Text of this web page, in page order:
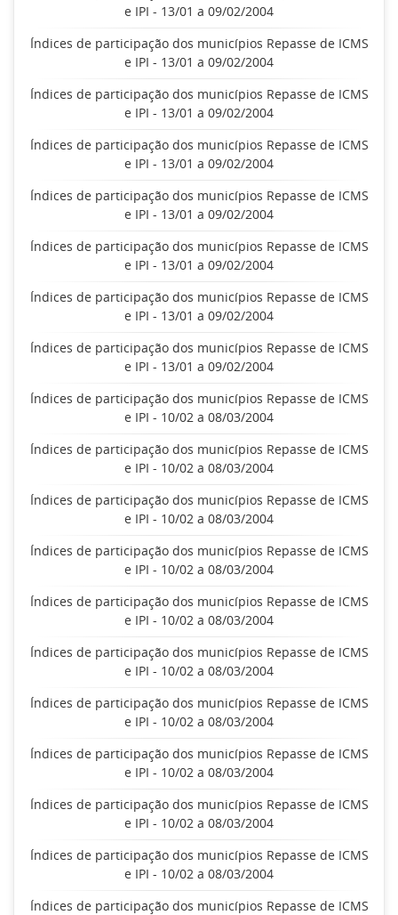
e IPI - 13/01 a 09/02/2004
Índices de participação dos municípios Repasse de ICMS
e IPI - 13/01 a 09/02/2004
Índices de participação dos municípios Repasse de ICMS
e IPI - 13/01 a 09/02/2004
Índices de participação dos municípios Repasse de ICMS
e IPI - 13/01 a 09/02/2004
Índices de participação dos municípios Repasse de ICMS
e IPI - 13/01 a 09/02/2004
Índices de participação dos municípios Repasse de ICMS
e IPI - 13/01 a 09/02/2004
Índices de participação dos municípios Repasse de ICMS
e IPI - 13/01 a 09/02/2004
Índices de participação dos municípios Repasse de ICMS
e IPI - 13/01 a 09/02/2004
Índices de participação dos municípios Repasse de ICMS
e IPI - 10/02 a 08/03/2004
Índices de participação dos municípios Repasse de ICMS
e IPI - 10/02 a 08/03/2004
Índices de participação dos municípios Repasse de ICMS
e IPI - 10/02 a 08/03/2004
Índices de participação dos municípios Repasse de ICMS
e IPI - 10/02 a 08/03/2004
Índices de participação dos municípios Repasse de ICMS
e IPI - 10/02 a 08/03/2004
Índices de participação dos municípios Repasse de ICMS
e IPI - 10/02 a 08/03/2004
Índices de participação dos municípios Repasse de ICMS
e IPI - 10/02 a 08/03/2004
Índices de participação dos municípios Repasse de ICMS
e IPI - 10/02 a 08/03/2004
Índices de participação dos municípios Repasse de ICMS
e IPI - 10/02 a 08/03/2004
Índices de participação dos municípios Repasse de ICMS
e IPI - 10/02 a 08/03/2004
Índices de participação dos municípios Repasse de ICMS